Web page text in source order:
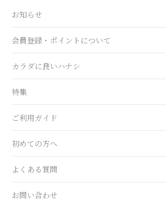
お知らせ
会員登録・ポイントについて
カラダに良いハナシ
特集
ご利用ガイド
初めての方へ
よくある質問
お問い合わせ